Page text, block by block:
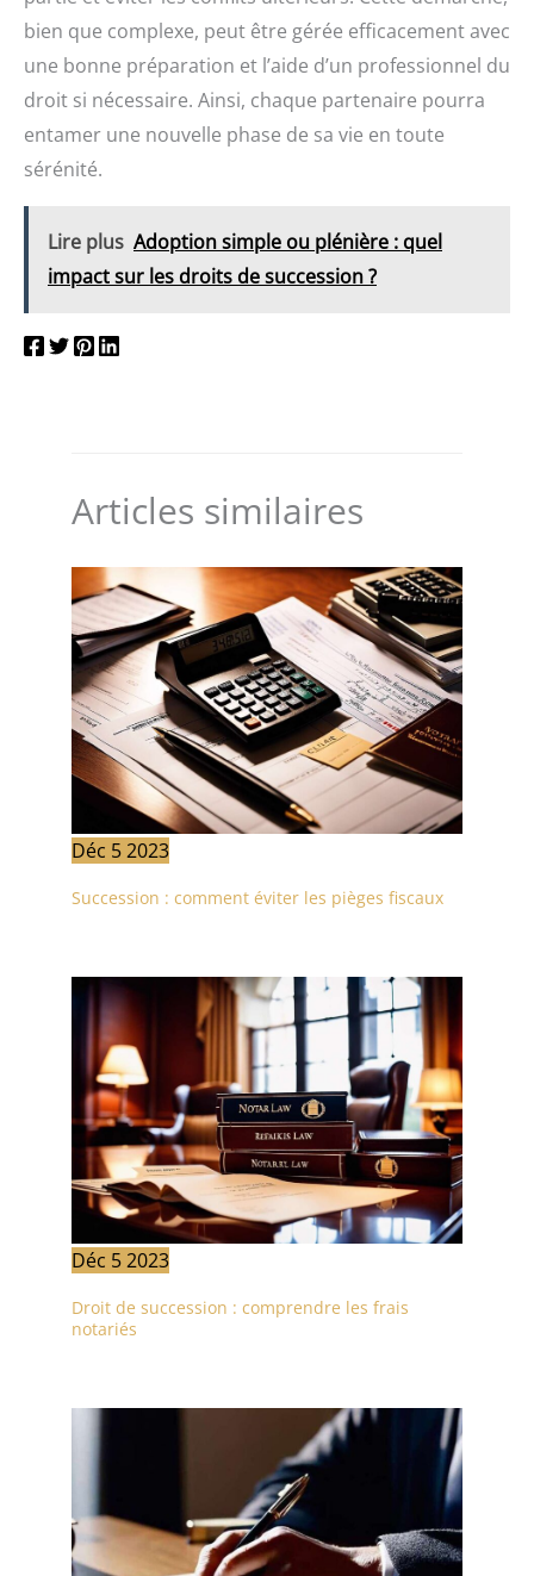
bien que complexe, peut être gérée efficacement avec
une bonne préparation et l’aide d’un professionnel du
droit si nécessaire. Ainsi, chaque partenaire pourra
entamer une nouvelle phase de sa vie en toute
sérénité.
Lire plus Adoption simple ou plénière : quel
impact sur les droits de succession ?
Articles similaires
Déc 52023
Succession : comment éviter les pièges fiscaux
Déc 52023
Droit de succession : comprendre les frais
notariés